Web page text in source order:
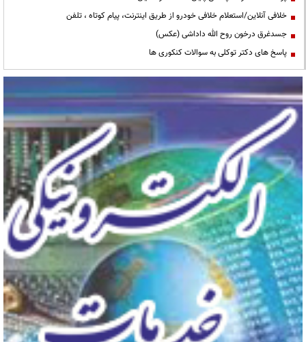
خلافی آنلاین/استعلام خلافی خودرو از طریق اینترنت، پیام کوتاه ، تلفن
جسدغرق درخون روح الله داداشی (عکس)
پاسخ های دکتر توکلی به سوالات کنکوری ها